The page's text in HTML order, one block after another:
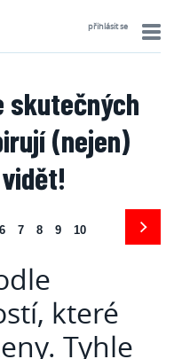
přihlásit se
skutečných
(nejen)
6 7 8 9 10